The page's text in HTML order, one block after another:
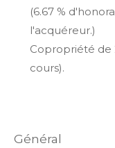
(6.67 %
l'acquéreur.)
Copropriété de
cours).
général